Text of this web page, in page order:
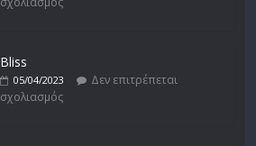
Bliss
05/04/2023
Δεν επιτρέπεται
σχολιασμός